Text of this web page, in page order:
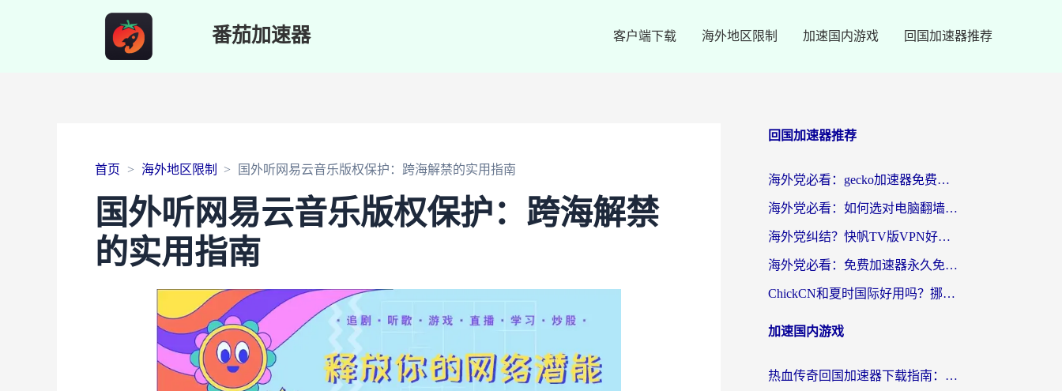
番茄加速器 客户端下载 海外地区限制 加速国内游戏 回国加速器推荐
首页 海外地区限制 国外听网易云音乐版权保护：跨海解禁的实用指南
国外听网易云音乐版权保护：跨海解禁
的实用指南
回国加速器推荐
海外党必看：gecko加速器免费试用？教你选对回国加速器，无缝刷国内剧玩游戏
海外党必看：如何选对电脑翻墙回国软件，轻松解锁国内资源？
海外党纠结？快帆TV版VPN好用吗？和扇贝手游VPN对比哪个回国效果更好？
海外党必看：免费加速器永久免费真的存在吗？教你选对回国加速器无缝刷国内资源
ChickCN和夏时国际好用吗？挪威留学生亲测3款回国加速器，附穿梭和加速喵对比指南
加速国内游戏
热血传奇回国加速器下载指南：海外玩家如何流畅砍怪不卡顿？